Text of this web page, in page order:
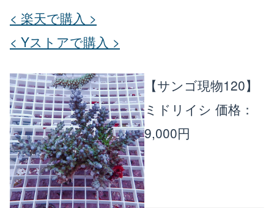
< 楽天で購入 >
< Yストアで購入 >
【サンゴ現物120】
ミドリイシ 価格：
9,000円